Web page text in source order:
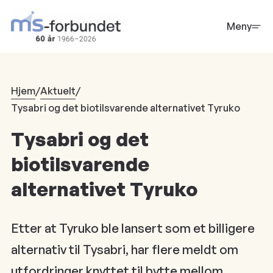
hovedinnhold
Meny
Hjem/Aktuelt/
Tysabri og det biotilsvarende alternativet Tyruko
Tysabri og det
biotilsvarende
alternativet Tyruko
Etter at Tyruko ble lansert som et billigere
alternativ til Tysabri, har flere meldt om